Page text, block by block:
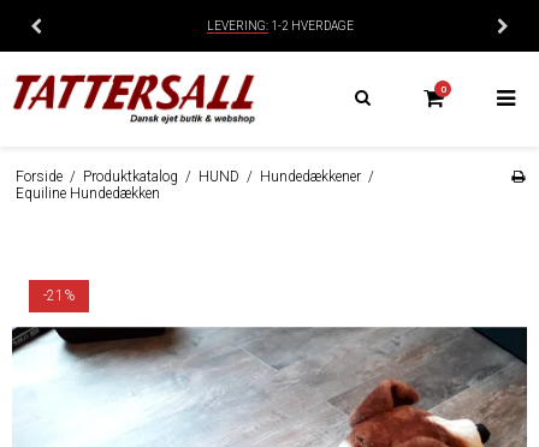
LEVERING: 1-2 HVERDAGE
0
Forside / Produktkatalog / HUND / Hundedækkener /
Equiline Hundedækken
-21%